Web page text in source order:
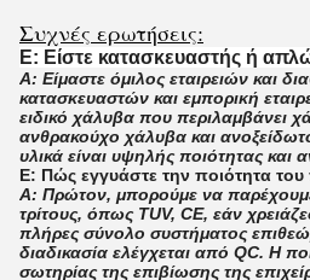
Συχνές ερωτήσεις:
Ε: Είστε κατασκευαστής ή
Α: Είμαστε όμιλος εταιρειών και
κατασκευαστών και εμπορική
ειδικό χάλυβα που περιλαμβάνει
ανθρακούχο χάλυβα και
υλικά είναι υψηλής ποιότητας και
Ε: Πώς εγγυάστε την ποιότητα
Α: Πρώτον, μπορούμε να
τρίτους, όπως TUV, CE, εάν
πλήρες σύνολο συστήματος
διαδικασία ελέγχεται από QC. Η
σωτηρίας της επιβίωσης της